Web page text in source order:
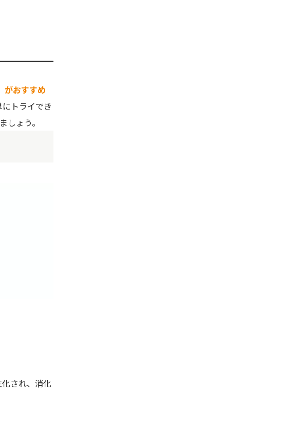
がおすすめ
トライでき
ょう。
され、消化